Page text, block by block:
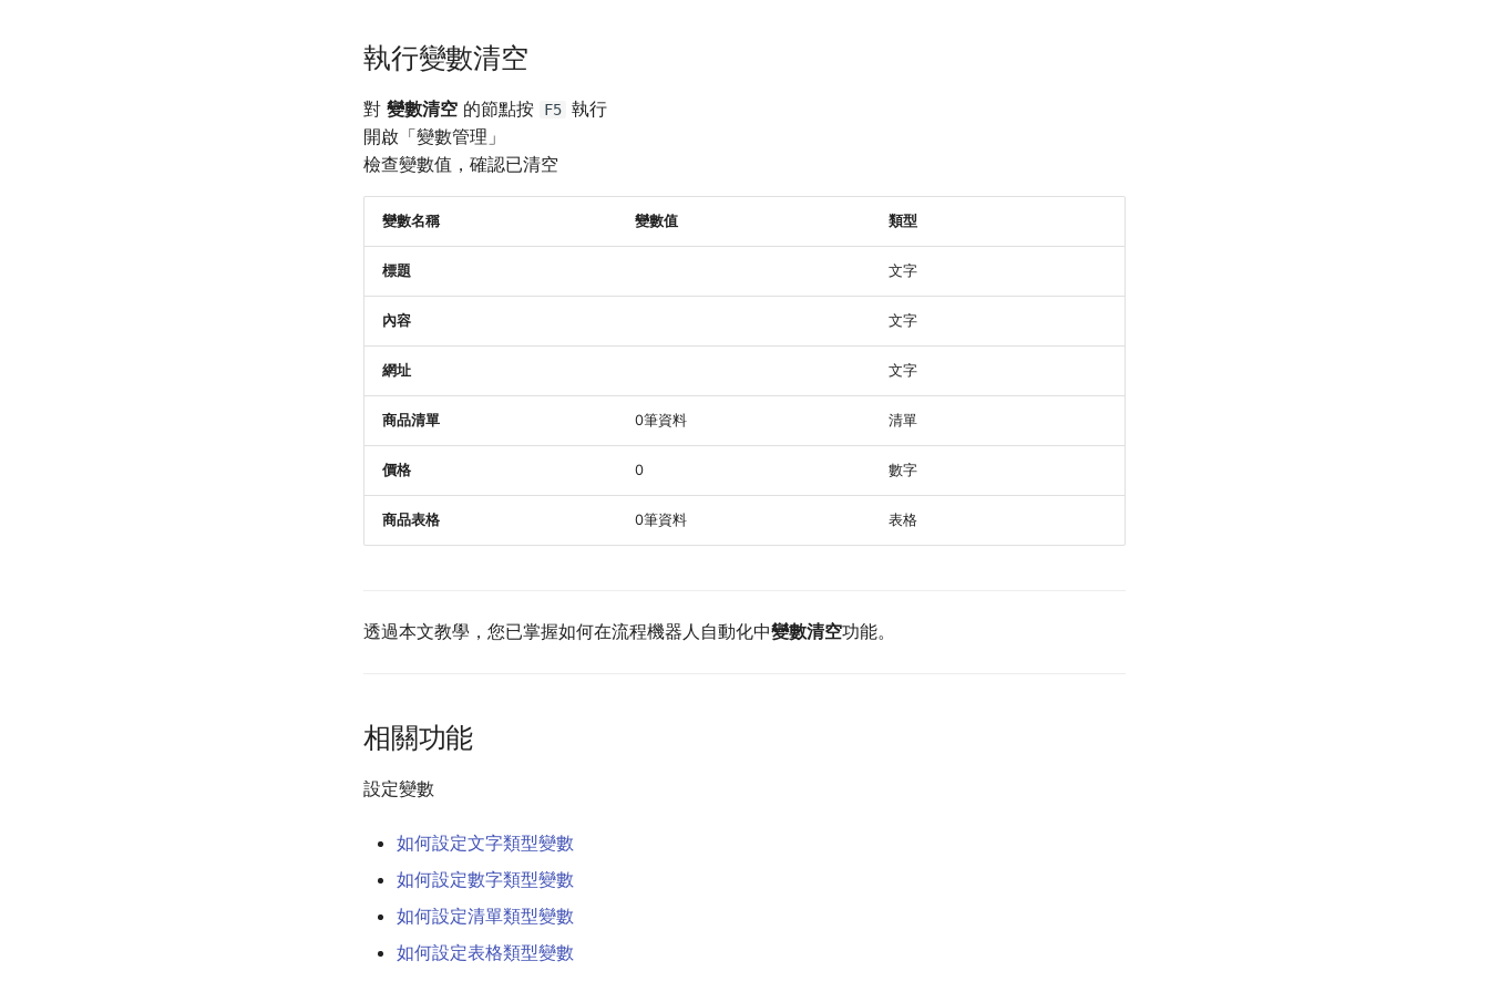
執行變數清空
對 變數清空 的節點按 F5 執行
開啟「變數管理」
檢查變數值，確認已清空
變數名稱 變數值 類型
標題 文字
內容 文字
網址 文字
商品清單 0筆資料 清單
價格 0 數字
商品表格 0筆資料 表格
透過本文教學，您已掌握如何在流程機器人自動化中變數清空功能。
相關功能
設定變數
如何設定文字類型變數
如何設定數字類型變數
如何設定清單類型變數
如何設定表格類型變數